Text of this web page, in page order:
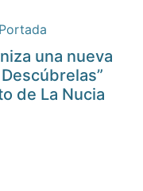
Portada
una nueva
de La Nucia